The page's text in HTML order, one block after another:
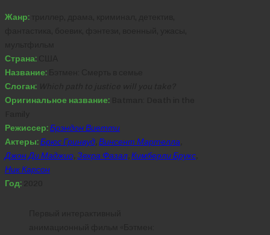
Жанр:
Страна:
Название:
Слоган:
Оригинальное название:
Режиссер:Брэндон Виетти
Актеры:Брюс Гринвуд Винсент Мартелла
Джон Ди Маджио Зехра Фазал Кимберли Брукс
Ник Карсон
Год: